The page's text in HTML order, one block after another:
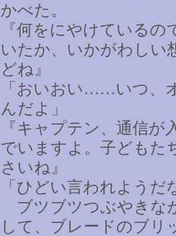
かべた。
『何をにやけている
いたか、いかがわしい
どね』
「おいおい……いつ、
んだよ」
『キャプテン、通信
でいますよ。子どもた
さいね』
「ひどい言われようだ
ブツブツつぶやきな
して、ブレードのブリ